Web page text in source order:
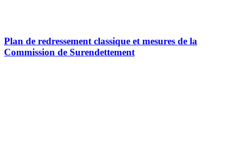
Plan de redressement classique et mesures de la
Commission de Surendettement